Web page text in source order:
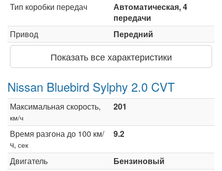
Тип коробки передач
Автоматическая, 4
передачи
Привод
Передний
Показать все характеристики
Nissan Bluebird Sylphy 2.0 CVT
Максимальная скорость,
км/ч
201
Время разгона до 100 км/
ч, сек
9.2
Двигатель Бензиновый